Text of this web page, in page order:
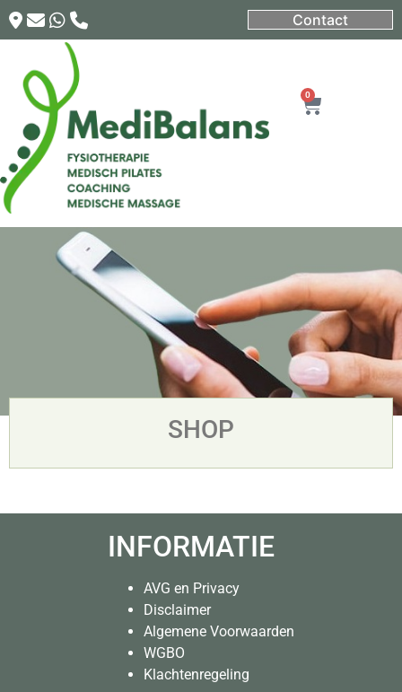
Contact
0
SHOP
INFORMATIE
AVG en Privacy
Disclaimer
Algemene Voorwaarden
WGBO
Klachtenregeling